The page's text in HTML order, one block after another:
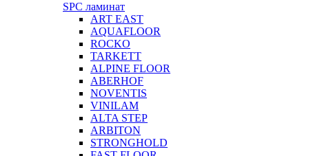
SPC ламинат
ART EAST
AQUAFLOOR
ROCKO
TARKETT
ALPINE FLOOR
ABERHOF
NOVENTIS
VINILAM
ALTA STEP
ARBITON
STRONGHOLD